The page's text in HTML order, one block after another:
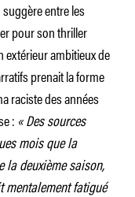
suggère entre les
pour son thriller
extérieur ambitieux de
prenait la forme
raciste des années
: « Des sources
mois que la
la deuxième saison,
mentalement fatigué